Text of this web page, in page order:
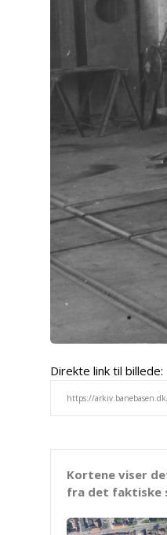
Direkte link til billede:
Kortene viser
fra det faktiske